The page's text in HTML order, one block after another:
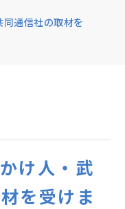
通信社の取材を
け人・武
を受けま